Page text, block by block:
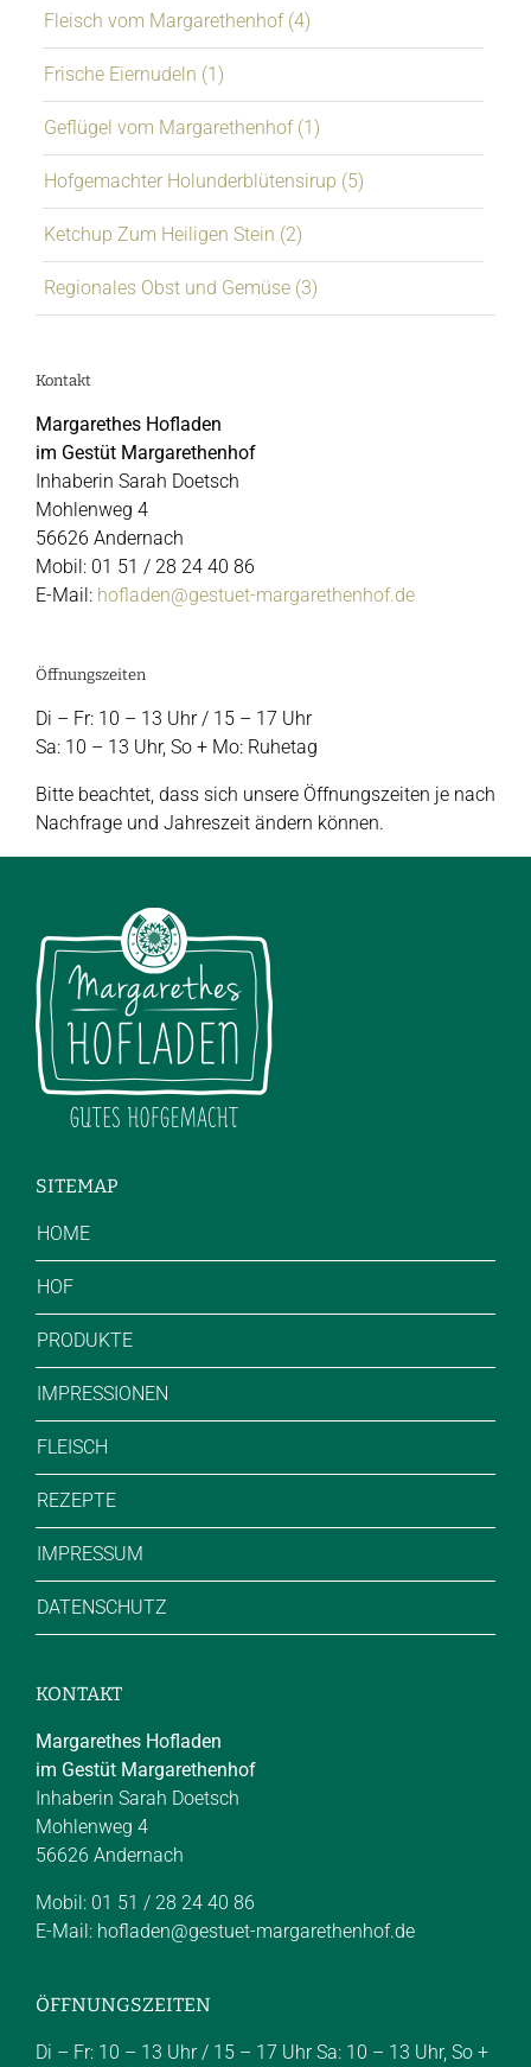
Fleisch vom Margarethenhof (4)
Frische Eiernudeln (1)
Geflügel vom Margarethenhof (1)
Hofgemachter Holunderblütensirup (5)
Ketchup Zum Heiligen Stein (2)
Regionales Obst und Gemüse (3)
Kontakt
Margarethes Hofladen
im Gestüt Margarethenhof
Inhaberin Sarah Doetsch
Mohlenweg 4
56626 Andernach
Mobil: 01 51 / 28 24 40 86
E-Mail: hofladen@gestuet-margarethenhof.de
Öffnungszeiten
Di – Fr: 10 – 13 Uhr / 15 – 17 Uhr
Sa: 10 – 13 Uhr, So + Mo: Ruhetag
Bitte beachtet, dass sich unsere Öffnungszeiten je nach
Nachfrage und Jahreszeit ändern können.
SITEMAP
HOME
HOF
PRODUKTE
IMPRESSIONEN
FLEISCH
REZEPTE
IMPRESSUM
DATENSCHUTZ
KONTAKT
Margarethes Hofladen
im Gestüt Margarethenhof
Inhaberin Sarah Doetsch
Mohlenweg 4
56626 Andernach
Mobil: 01 51 / 28 24 40 86
E-Mail: hofladen@gestuet-margarethenhof.de
ÖFFNUNGSZEITEN
Di – Fr: 10 – 13 Uhr / 15 – 17 Uhr Sa: 10 – 13 Uhr, So +